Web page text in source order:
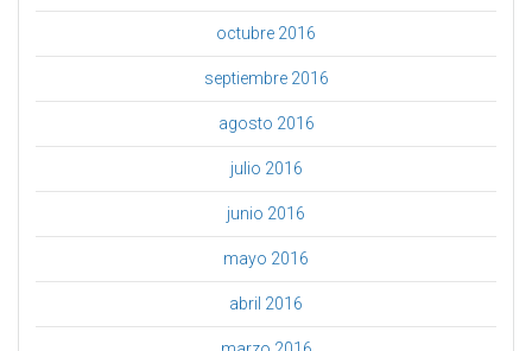
octubre 2016
septiembre 2016
agosto 2016
julio 2016
junio 2016
mayo 2016
abril 2016